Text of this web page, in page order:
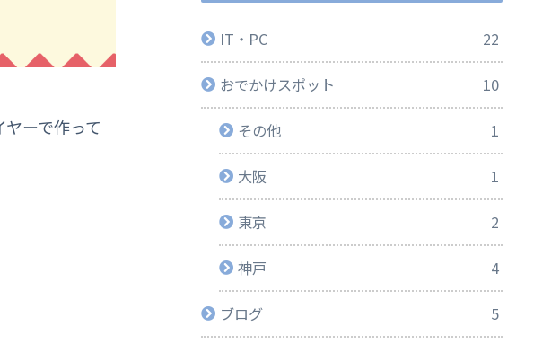
ーで作って
IT・PC 22
おでかけスポット 10
その他 1
大阪 1
東京 2
神戸 4
ブログ 5